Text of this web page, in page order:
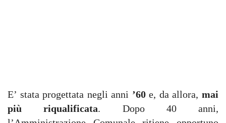
E’ stata progettata negli anni ’60e, da allora, mai
più riqualificata. Dopo 40 anni,